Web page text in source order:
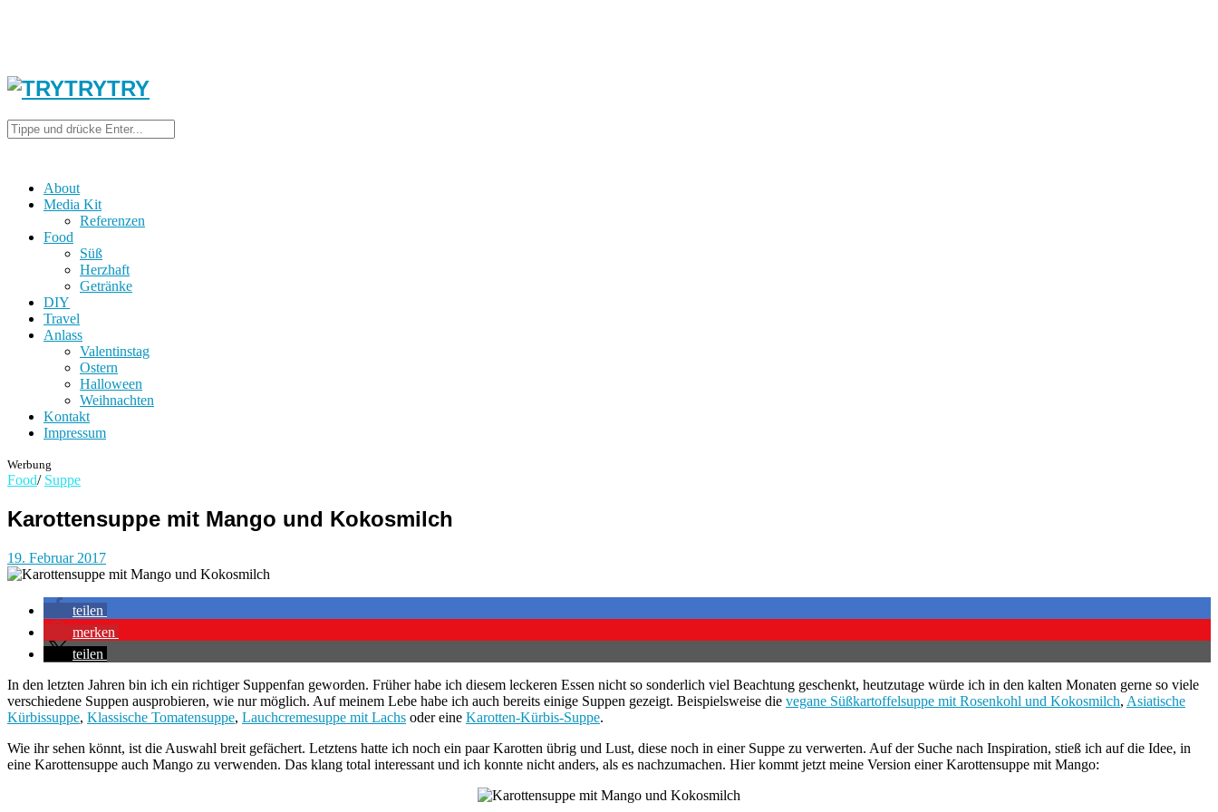
About
Media Kit
Referenzen
Food
Süß
Herzhaft
Getränke
DIY
Travel
Anlass
Valentinstag
Ostern
Halloween
Weihnachten
Kontakt
Impressum
Werbung
Food/ Suppe
Karottensuppe mit Mango und Kokosmilch
19. Februar 2017
teilen
merken
teilen
In den letzten Jahren bin ich ein richtiger Suppenfan geworden. Früher habe ich diesem leckeren Essen nicht so sonderlich viel Beachtung geschenkt, heutzutage würde ich in den kalten Monaten gerne so viele
verschiedene Suppen ausprobieren, wie nur möglich. Auf meinem Lebe habe ich auch bereits einige Suppen gezeigt. Beispielsweise die vegane Süßkartoffelsuppe mit Rosenkohl und Kokosmilch, Asiatische
Kürbissuppe, Klassische Tomatensuppe, Lauchcremesuppe mit Lachs oder eine Karotten-Kürbis-Suppe.
Wie ihr sehen könnt, ist die Auswahl breit gefächert. Letztens hatte ich noch ein paar Karotten übrig und Lust, diese noch in einer Suppe zu verwerten. Auf der Suche nach Inspiration, stieß ich auf die Idee, in
eine Karottensuppe auch Mango zu verwenden. Das klang total interessant und ich konnte nicht anders, als es nachzumachen. Hier kommt jetzt meine Version einer Karottensuppe mit Mango: